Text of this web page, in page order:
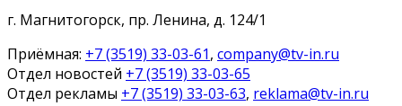
г. Магнитогорск, пр. Ленина, д. 124/1
Приёмная: +7 (3519) 33-03-61, company@tv-in.ru
Отдел новостей +7 (3519) 33-03-65
Отдел рекламы +7 (3519) 33-03-63, reklama@tv-in.ru